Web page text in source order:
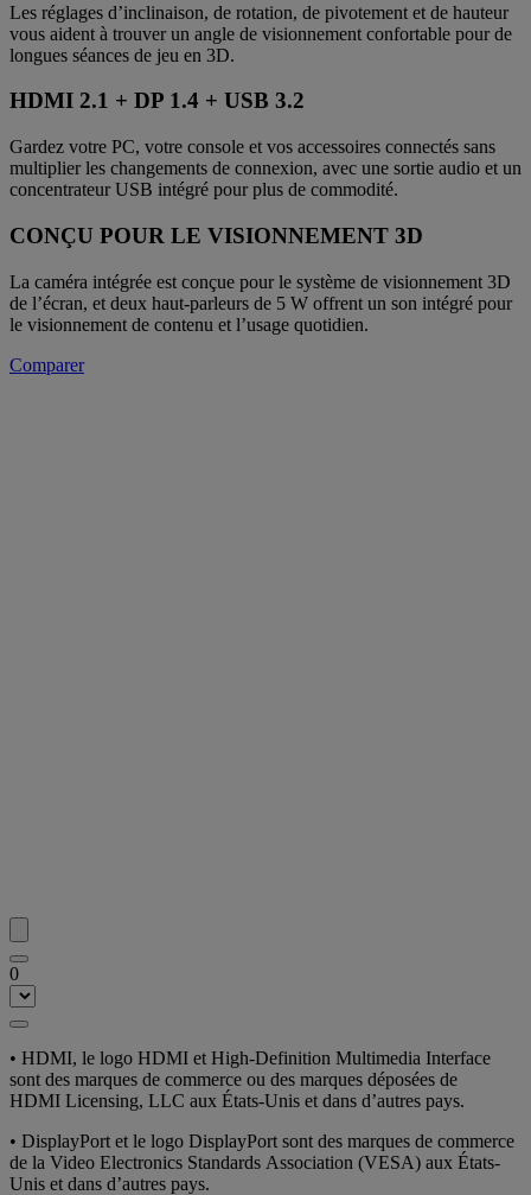
Les réglages d’inclinaison, de rotation, de pivotement et de hauteur
vous aident à trouver un angle de visionnement confortable pour de
longues séances de jeu en 3D.
HDMI 2.1 + DP 1.4 + USB 3.2
Gardez votre PC, votre console et vos accessoires connectés sans
multiplier les changements de connexion, avec une sortie audio et un
concentrateur USB intégré pour plus de commodité.
CONÇU POUR LE VISIONNEMENT 3D
La caméra intégrée est conçue pour le système de visionnement 3D
de l’écran, et deux haut-parleurs de 5 W offrent un son intégré pour
le visionnement de contenu et l’usage quotidien.
Comparer
0
• HDMI, le logo HDMI et High-Definition Multimedia Interface
sont des marques de commerce ou des marques déposées de
HDMI Licensing, LLC aux États-Unis et dans d’autres pays.
• DisplayPort et le logo DisplayPort sont des marques de commerce
de la Video Electronics Standards Association (VESA) aux États-
Unis et dans d’autres pays.